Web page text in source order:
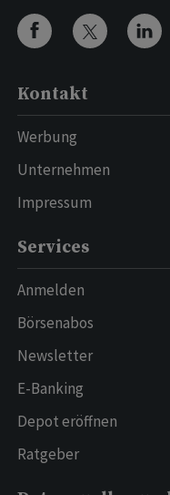
Kontakt
Werbung
Unternehmen
Impressum
Services
Anmelden
Börsenabos
Newsletter
E-Banking
Depot eröffnen
Ratgeber